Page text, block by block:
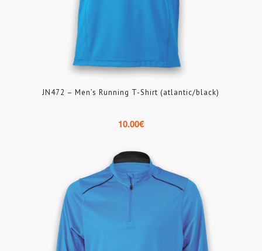
JN472 – Men’s Running T-Shirt (atlantic/black)
10.00€